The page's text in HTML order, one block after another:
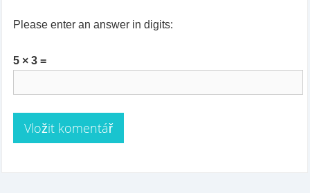
Please enter an answer in digits:
5 × 3 =